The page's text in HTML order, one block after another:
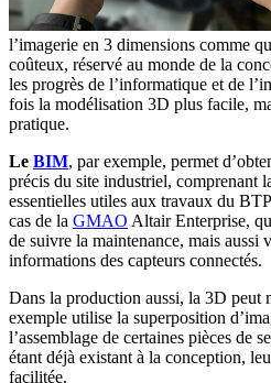
l’imagerie en 3 dimensions comme
coûteux, réservé au monde de la
les progrès de l’informatique et de
fois la modélisation 3D plus facile,
pratique.
Le BIM, par exemple, permet
précis du site industriel, comprenant
essentielles utiles aux travaux du
cas de la GMAO Altair Enterprise,
de suivre la maintenance, mais aussi
informations des capteurs connectés.
Dans la production aussi, la 3D peut
exemple utilise la superposition
l’assemblage de certaines pièces de
étant déjà existant à la conception,
facilitée.